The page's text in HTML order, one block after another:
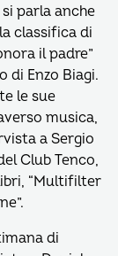
parla anche
classifica di
il padre”
di Enzo Biagi.
le sue
musica,
a Sergio
Club Tenco,
“Multifilter
di